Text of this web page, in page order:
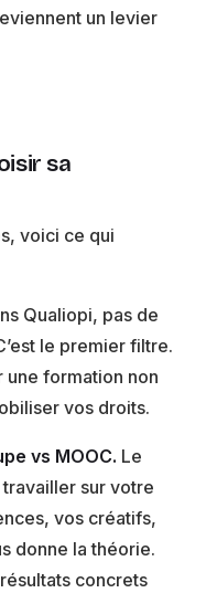
un levier
sa
voici ce qui
Qualiopi, pas de
le premier filtre.
une formation non
vos droits.
vs MOOC. Le
sur votre
vos créatifs,
donne la théorie.
concrets